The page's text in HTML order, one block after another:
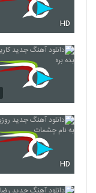
246
247
HD
HD